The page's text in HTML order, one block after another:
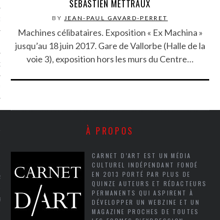
EN VOD
SÉBASTIEN METTRAUX
BY JEAN-PAUL GAVARD-PERRET
Machines célibataires. Exposition « Ex Machina »
jusqu’au 18 juin 2017. Gare de Vallorbe (Halle de la
voie 3), exposition hors les murs du Centre…
À PROPOS
CARNET D’ART EST UN MÉDIA
CULTUREL INDÉPENDANT FONDÉ
EN 2013 PORTÉ PAR PLUS DE
QUINZE AUTEURS ET RÉDACTEURS
PERMANENTS QUI ASPIRENT À
DÉVELOPPER UN WEBZINE ET UN
MAGAZINE PROCHES DE TOUTES